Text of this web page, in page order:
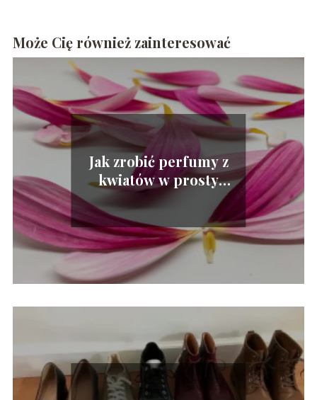
Może Cię również zainteresować
Jak zrobić perfumy z
kwiatów w prosty
sposób? – Praktyczny
poradnik